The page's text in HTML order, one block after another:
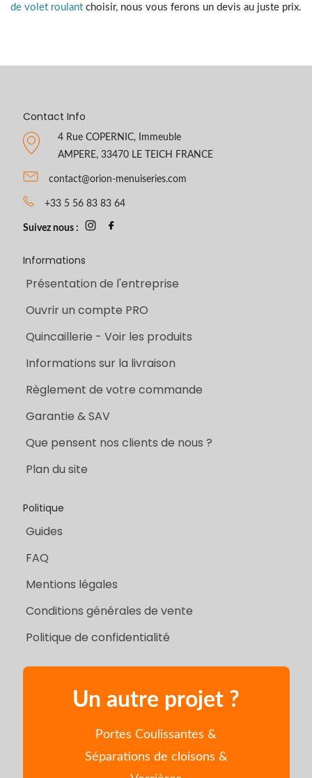
de volet roulant choisir, nous vous ferons un devis au juste prix.
Contact Info
4 Rue COPERNIC, Immeuble
AMPERE, 33470 LE TEICH FRANCE
contact@orion-menuiseries.com
+33 5 56 83 83 64
Suivez nous :
Informations
Présentation de l'entreprise
Ouvrir un compte PRO
Quincaillerie - Voir les produits
Informations sur la livraison
Règlement de votre commande
Garantie & SAV
Que pensent nos clients de nous ?
Plan du site
Politique
Guides
FAQ
Mentions légales
Conditions générales de vente
Politique de confidentialité
Un autre projet ?
Portes Coulissantes &
Séparations de cloisons &